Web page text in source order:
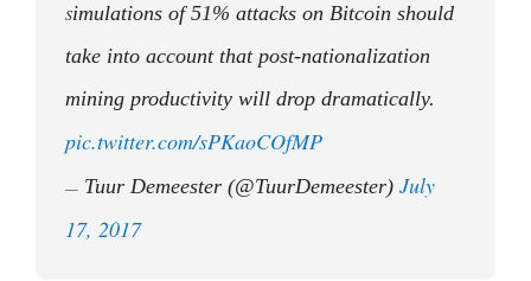
Simulations of 51% attacks on Bitcoin should
take into account that post-nationalization
mining productivity will drop dramatically.
pic.twitter.com/sPKaoCOfMP
— Tuur Demeester (@TuurDemeester) July
17, 2017